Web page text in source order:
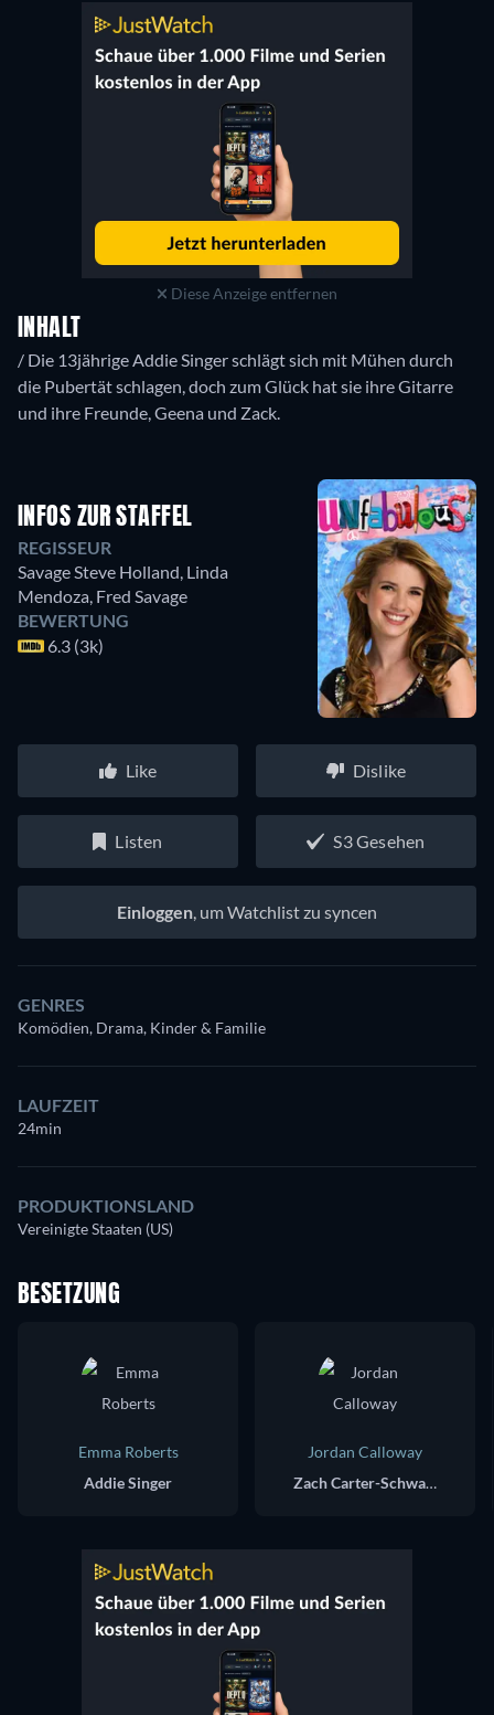
Diese Anzeige entfernen
INHALT
/ Die 13jährige Addie Singer schlägt sich mit Mühen durch
die Pubertät schlagen, doch zum Glück hat sie ihre Gitarre
und ihre Freunde, Geena und Zack.
INFOS ZUR STAFFEL
REGISSEUR
Savage Steve Holland, Linda
Mendoza, Fred Savage
BEWERTUNG
6.3 (3k)
Like Dislike
Listen S3 Gesehen
Einloggen, um Watchlist zu syncen
GENRES
Komödien, Drama, Kinder & Familie
LAUFZEIT
24min
PRODUKTIONSLAND
Vereinigte Staaten (US)
BESETZUNG
Emma Roberts
Addie Singer
Jordan Calloway
Zach Carter-Schwartz